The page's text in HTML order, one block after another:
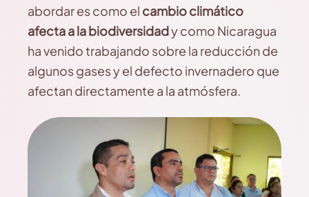
abordar es como el cambio climático
afecta a la biodiversidady como Nicaragua
ha venido trabajando sobre la reducción de
algunos gases y el defecto invernadero que
afectan directamente a la atmósfera.